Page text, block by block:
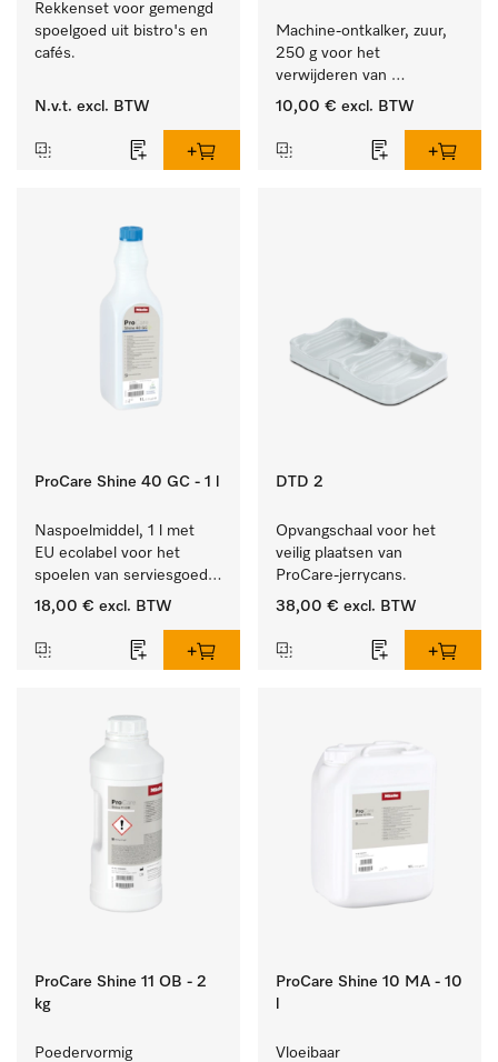
Rekkenset voor gemengd
spoelgoed uit bistro's en
cafés.
N.v.t. excl. BTW
Machine-ontkalker, zuur,
250 g voor het
verwijderen van
hardnekkige kalkaanslag.
10,00 € excl. BTW
ProCare Shine 40 GC - 1 l
Naspoelmiddel, 1 l met
EU ecolabel voor het
spoelen van serviesgoed,
bestek en glazen.
18,00 € excl. BTW
DTD 2
Opvangschaal voor het
veilig plaatsen van
ProCare-jerrycans.
38,00 € excl. BTW
ProCare Shine 11 OB - 2
kg
Poedervormig
ProCare Shine 10 MA - 10
Vloeibaar